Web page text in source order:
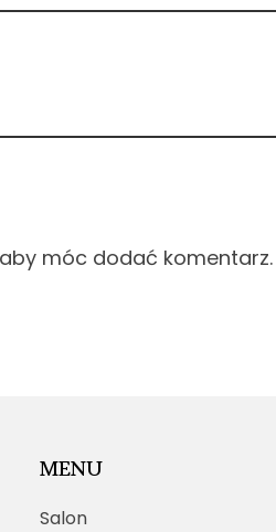
móc dodać komentarz.
MENU
Salon